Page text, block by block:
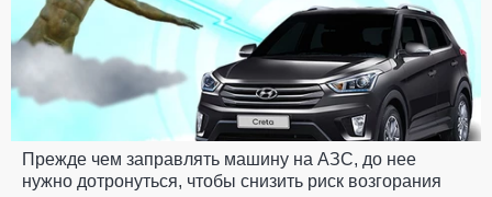
Прежде чем заправлять машину на АЗС, до нее
нужно дотронуться, чтобы снизить риск возгорания